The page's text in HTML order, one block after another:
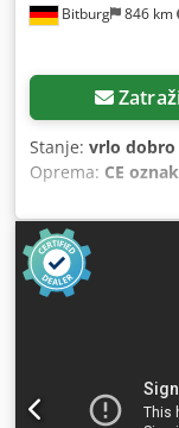
Bitburg 846 km
Stanje: vrlo
Oprema: CE
,
vodilicu: 1350
dužine: 3200 mm
elektromotornim
predrezivanja
Sjck Podešavanje
vodilice za